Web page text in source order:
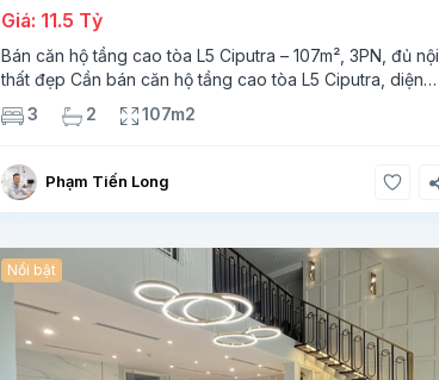
Giá: 11.5 Tỷ
Bán căn hộ tầng cao tòa L5 Ciputra – 107m², 3PN, đủ nội
thất đẹp Cần bán căn hộ tầng cao tòa L5 Ciputra, diện
tích 107m², thiết kế 3 phòng ngủ – 2 vệ sinh, không gian
rộng thoáng. Căn
3 2 107m2
Phạm Tiến Long
Nổi bật